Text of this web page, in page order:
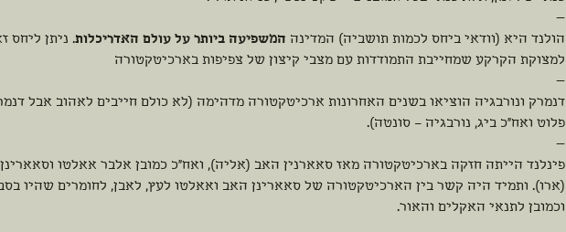
—
הולנד היא (וודאי ביחס לכמות תושביה) המדינה המשפיעה ביותר על עולם האדריכלות. ניתן ליחס
למצוקת הקרקע שמחייבת התמודדות עם מצבי קיצון של צפיפות בארכיטקטורה
—
דנמרק ונורבגיה הוציאו בשנים האחרונות ארכיטקטורה מדהימה (לא כולם חייבים לאהוב אבל
פלוט ואח"כ ביג, נורבגיה – סונטה).
—
פינלנד הייתה חזקה בארכיטקטורה מאז סאארנין האב (אליה), ואח"כ כמובן אלבר אאלטו
(ארו). ותמיד היה קשר בין הארכיטקטורה של סאארינן האב ואאלטו לעץ, לאבן, לחומרים שהיו
וכמובן לתנאי האקלים והאור.